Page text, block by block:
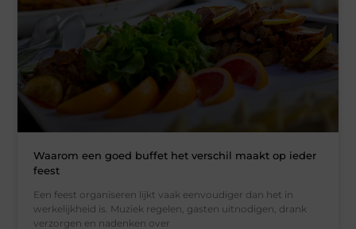
Waarom een goed buffet het verschil maakt op ieder
feest
Een feest organiseren lijkt vaak eenvoudiger dan het in
werkelijkheid is. Muziek regelen, gasten uitnodigen, drank
verzorgen en nadenken over